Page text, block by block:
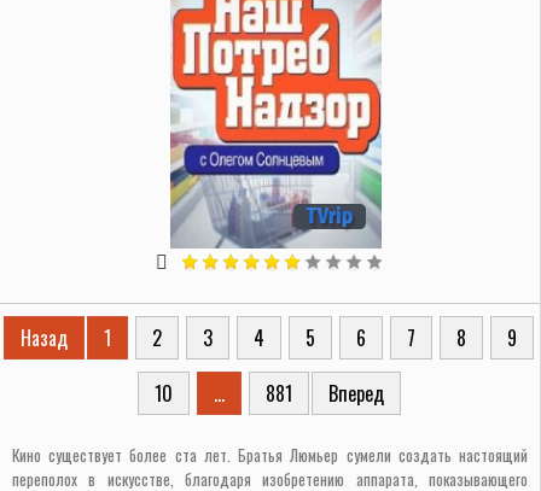
Назад 1 2 3 4 5 6 7 8
9
10
... 881 Вперед
Кино существует более ста лет. Братья Люмьер сумели создать настоящий
переполох в искусстве, благодаря изобретению аппарата, показывающего